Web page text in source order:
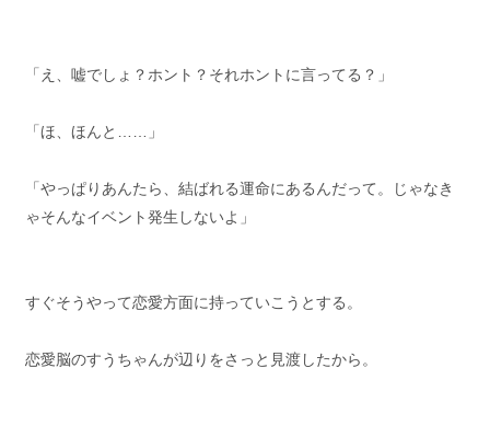
「え、嘘でしょ？ホント？それホントに言ってる？」
「ほ、ほんと……」
「やっぱりあんたら、結ばれる運命にあるんだって。じゃなき
ゃそんなイベント発生しないよ」
すぐそうやって恋愛方面に持っていこうとする。
恋愛脳のすうちゃんが辺りをさっと見渡したから。